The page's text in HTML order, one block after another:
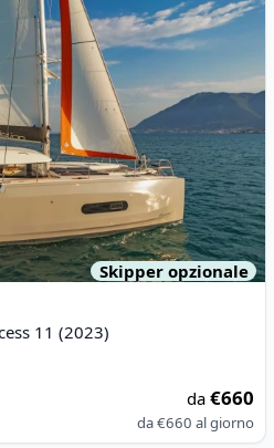
Skipper opzionale
11 (2023)
da€660
da€660 al giorno